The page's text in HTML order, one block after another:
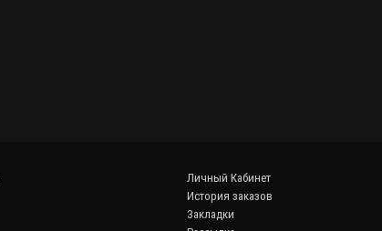
Личный Кабинет
История заказов
Закладки